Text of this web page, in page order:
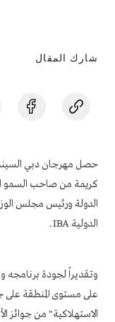
شارك المقال
كريمة من صاحب السمو
الدولة ورئيس مجلس
الدولية IBA.
وتقديراً لجودة برنامجه
على مستوى المنطقة على